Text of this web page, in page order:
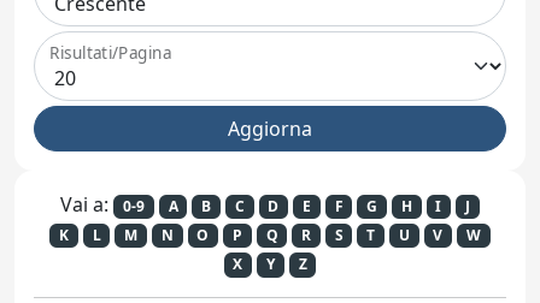
Risultati/Pagina
Vai a: 0-9 A B C D E F G H I
J
K
L M N O P Q R S T U V
W
X
Y Z